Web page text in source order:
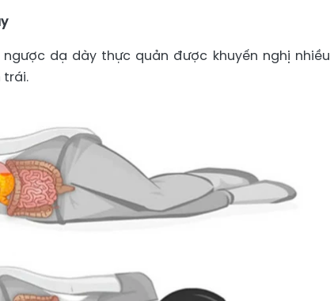
dạ dày thực quản được khuyến nghị nhiều
trái.